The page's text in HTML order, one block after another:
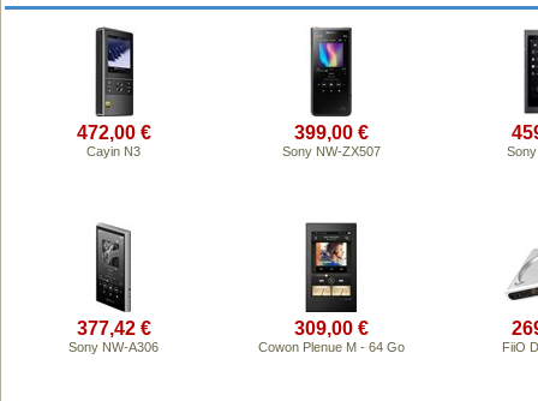
472,00 €
Cayin N3
399,00 €
Sony NW-ZX507
377,42 €
Sony NW-A306
309,00 €
Cowon Plenue M - 64 Go FiiO